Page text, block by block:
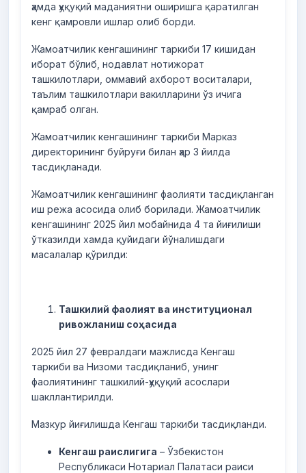
ҳамда ҳуқуқий маданиятни оширишга қаратилган
кенг қамровли ишлар олиб борди.
Жамоатчилик кенгашининг таркиби 17 кишидан
иборат бўлиб, нодавлат нотижорат
ташкилотлари, оммавий ахборот воситалари,
таълим ташкилотлари вакилларини ўз ичига
қамраб олган.
Жамоатчилик кенгашининг таркиби Марказ
директорининг буйруғи билан ҳар 3 йилда
тасдиқланади.
Жамоатчилик кенгашининг фаолияти тасдиқланган
иш режа асосида олиб борилади. Жамоатчилик
кенгашининг 2025 йил мобайнида 4 та йиғилиши
ўтказилди хамда қуйидаги йўналишдаги
масалалар қўрилди:
Ташкилий фаолият ва институционал
ривожланиш соҳасида
2025 йил 27 февралдаги мажлисда Кенгаш
таркиби ва Низоми тасдиқланиб, унинг
фаолиятининг ташкилий-ҳуқуқий асослари
шакллантирилди.
Мазкур йиғилишда Кенгаш таркиби тасдиқланди.
Кенгаш раислигига – Ўзбекистон
Республикаси Нотариал Палатаси раиси